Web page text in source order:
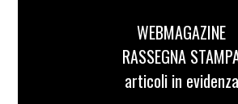
WEBMAGAZINE
RASSEGNA
articoli in evidenza